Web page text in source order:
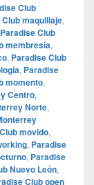
Club
maquillaje,
Paradise Club
membresía,
, Paradise Club
, Paradise
momento,
Centro,
Norte,
movido,
, Paradise
, Paradise
Nuevo León,
Club open